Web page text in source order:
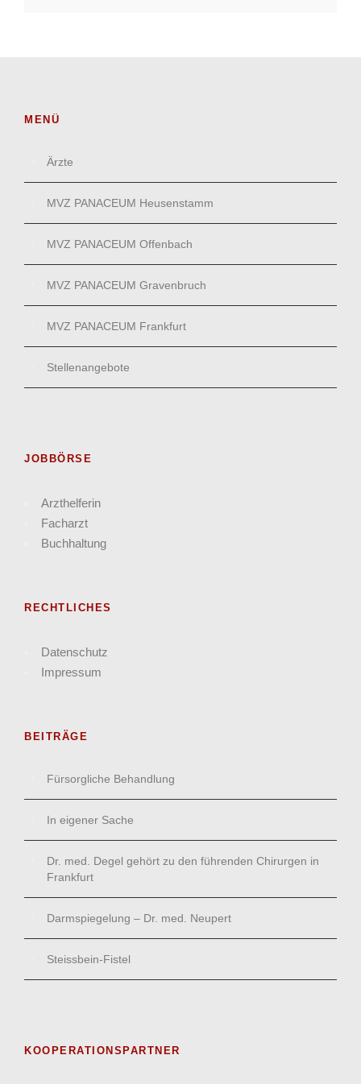
MENÜ
Ärzte
MVZ PANACEUM Heusenstamm
MVZ PANACEUM Offenbach
MVZ PANACEUM Gravenbruch
MVZ PANACEUM Frankfurt
Stellenangebote
JOBBÖRSE
Arzthelferin
Facharzt
Buchhaltung
RECHTLICHES
Datenschutz
Impressum
BEITRÄGE
Fürsorgliche Behandlung
In eigener Sache
Dr. med. Degel gehört zu den führenden Chirurgen in
Frankfurt
Darmspiegelung – Dr. med. Neupert
Steissbein-Fistel
KOOPERATIONSPARTNER